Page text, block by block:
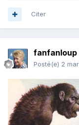
Citer
fanfanloup
Posté(e) 2